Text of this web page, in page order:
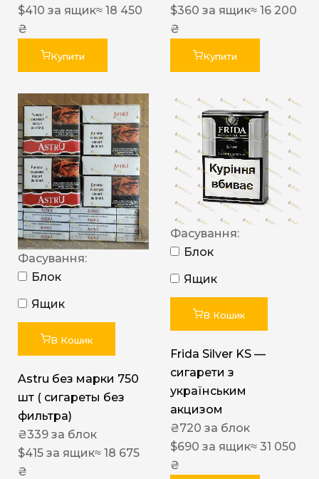
$410 за ящик≈ 18 450
₴
Купити
$360 за ящик≈ 16 200
₴
Купити
Фасування:
Блок
Ящик
В Кошик
Astru без марки 750
шт ( сигареты без
фильтра)
₴339 за блок
$415 за ящик≈ 18 675
₴
Фасування:
Блок
Ящик
В Кошик
Frida Silver KS —
сигарети з
українським
акцизом
₴720 за блок
$690 за ящик≈ 31 050
₴